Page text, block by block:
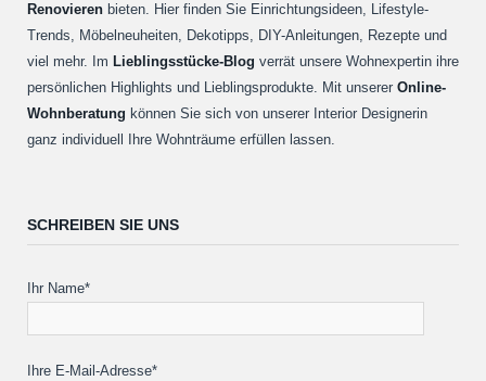
Renovieren bieten. Hier finden Sie Einrichtungsideen, Lifestyle-
Trends, Möbelneuheiten, Dekotipps, DIY-Anleitungen, Rezepte und
viel mehr. Im Lieblingsstücke-Blog verrät unsere Wohnexpertin ihre
persönlichen Highlights und Lieblingsprodukte. Mit unserer Online-
Wohnberatung können Sie sich von unserer Interior Designerin
ganz individuell Ihre Wohnträume erfüllen lassen.
SCHREIBEN SIE UNS
Ihr Name*
Ihre E-Mail-Adresse*